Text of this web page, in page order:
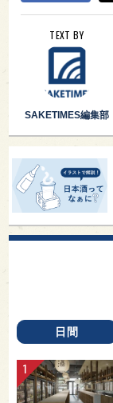
TEXT BY
SAKETIMES編集部
日間